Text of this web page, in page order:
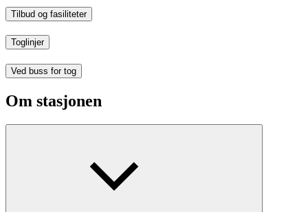
Tilbud og fasiliteter
Toglinjer
Ved buss for tog
Om stasjonen